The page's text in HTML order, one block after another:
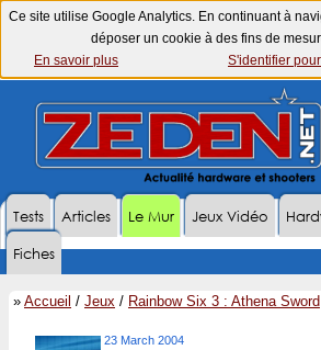
Ce site utilise Google Analytics. En continuant à
déposer un cookie à des fins de
En savoir plus
S'identifier
Tests Articles Le Mur Jeux Vidéo
Fiches
» Accueil / Jeux / Rainbow Six 3 : Athena Sword
23 March 2004